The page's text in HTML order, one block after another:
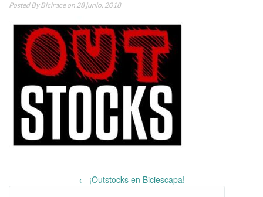
Posted ByBiciraceon 28 junio, 2018
Post
← ¡Outstocks en Biciescapa!